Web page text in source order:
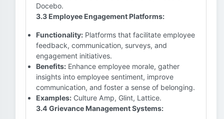
Docebo.
3.3 Employee Engagement Platforms:
Functionality: Platforms that facilitate employee
feedback, communication, surveys, and
engagement initiatives.
Benefits: Enhance employee morale, gather
insights into employee sentiment, improve
communication, and foster a sense of belonging.
Examples: Culture Amp, Glint, Lattice.
3.4 Grievance Management Systems: